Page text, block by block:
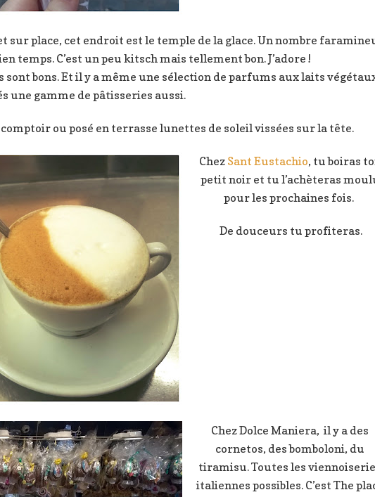
sur place, cet endroit est le temple de la glace. Un nombre
temps. C’est un peu kitsch mais tellement bon. J’adore !
bons. Et il y a même une sélection de parfums aux laits
une gamme de pâtisseries aussi.
ou posé en terrasse lunettes de soleil vissées sur la tête.
Chez Sant Eustachio, tu boiras
petit noir et tu l’achèteras
pour les prochaines fois.
De douceurs tu profiteras.
Chez Dolce Maniera, il y a des
cornetos, des bomboloni, du
tiramisu. Toutes les
italiennes possibles. C’est The